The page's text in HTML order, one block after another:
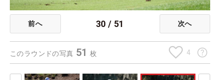
前へ 30 / 51 次へ
このラウンドの写真 51枚 4